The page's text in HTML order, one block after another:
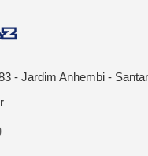
- Jardim Anhembi -